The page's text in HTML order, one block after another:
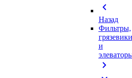
chevron_left
Назад
Фильтры,
грязевики
и
chevron_right